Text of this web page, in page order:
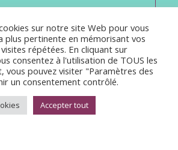
sur notre site Web pour vous
plus pertinente en mémorisant vos
répétées. En cliquant sur
consentez à l'utilisation de TOUS les
vous pouvez visiter "Paramètres des
un consentement contrôlé.
Accepter tout